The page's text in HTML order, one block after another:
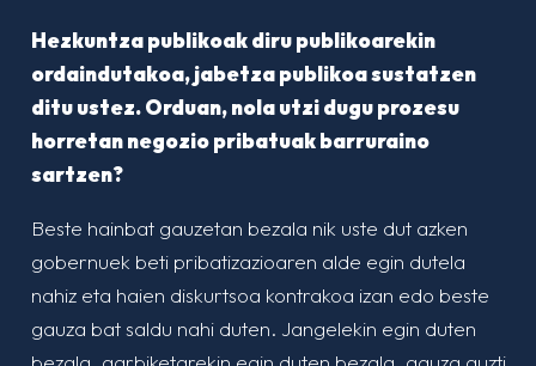
Hezkuntza publikoak diru publikoarekin
ordaindutakoa, jabetza publikoa sustatzen
ditu ustez. Orduan, nola utzi dugu prozesu
horretan negozio pribatuak barruraino
sartzen?
Beste hainbat gauzetan bezala nik uste dut azken
gobernuek beti pribatizazioaren alde egin dutela
nahiz eta haien diskurtsoa kontrakoa izan edo beste
gauza bat saldu nahi duten. Jangelekin egin duten